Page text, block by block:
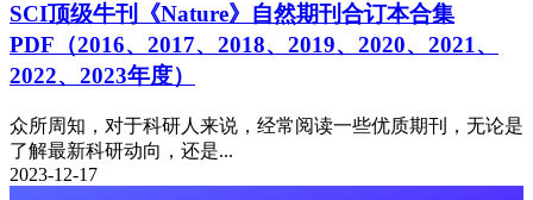
SCI顶级牛刊《Nature》自然期刊合订本合集
PDF（2016、2017、2018、2019、2020、2021、
2022、2023年度）
众所周知，对于科研人来说，经常阅读一些优质期刊，无论是
了解最新科研动向，还是...
2023-12-17